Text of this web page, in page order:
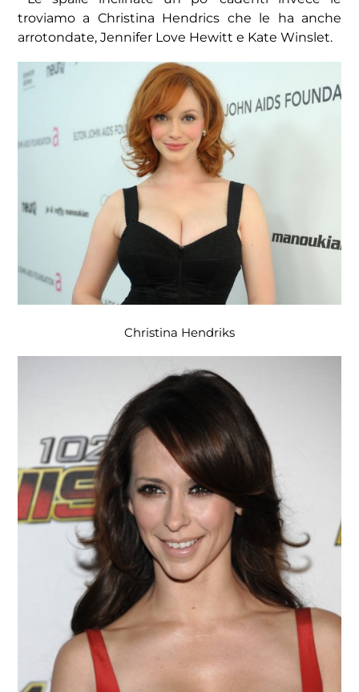
troviamo a Christina Hendrics che le ha anche
arrotondate, Jennifer Love Hewitt e Kate Winslet.
Christina Hendriks